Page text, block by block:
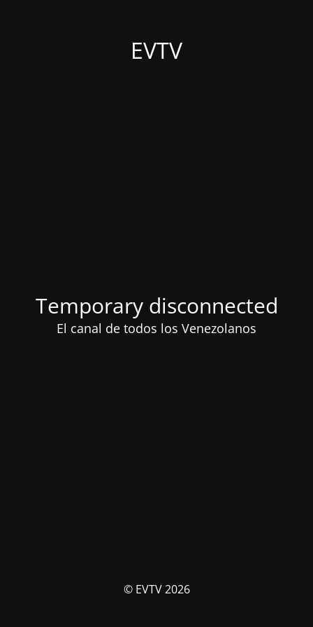
EVTV
Temporary disconnected
El canal de todos los Venezolanos
© EVTV 2026